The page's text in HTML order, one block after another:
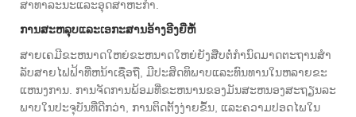
ສາທາລະນະແລະອຸດສາຫະກໍາ.
ການສະຫລຸບແລະເອກະສານອ້າງອີງຍີ່ຫໍ້
ສາຍເຄມີຂະຫນາດໃຫຍ່ຂະຫນາດໃຫຍ່ຍັງສືບຕໍ່ກໍານົດມາດຕະຖານສໍາ
ລັບສາຍໄຟຟ້າທີ່ຫນ້າເຊື່ອຖື, ມີປະສິດທິພາບແລະທົນທານໃນຫລາຍຂະ
ແຫນງການ. ການຈັດການພ້ອມທີ່ຂະຫນານຂອງມັນສະຫນອງສະຖຽນລະ
ພາບໃນປະຈຸບັນທີ່ດີກວ່າ, ການຕິດຕັ້ງງ່າຍຂຶ້ນ, ແລະຄວາມປອດໄພໃນ